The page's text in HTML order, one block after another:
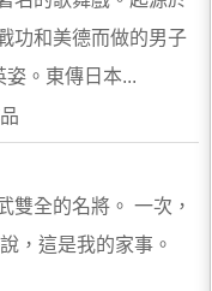
功和美德而做的男子
姿。東傳日本...
雙全的名將。 一次，
，這是我的家事。